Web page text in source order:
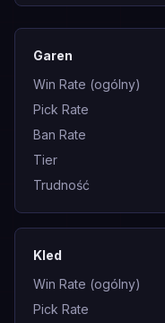
Garen
Win Rate (ogólny)
Pick Rate
Ban Rate
Tier
Trudność
Kled
Win Rate (ogólny)
Pick Rate